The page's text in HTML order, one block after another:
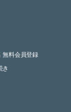
無料会員登録
き